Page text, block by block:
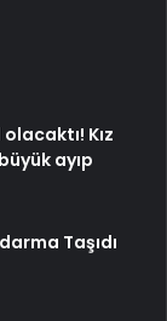
Kız
ayıp
Taşıdı